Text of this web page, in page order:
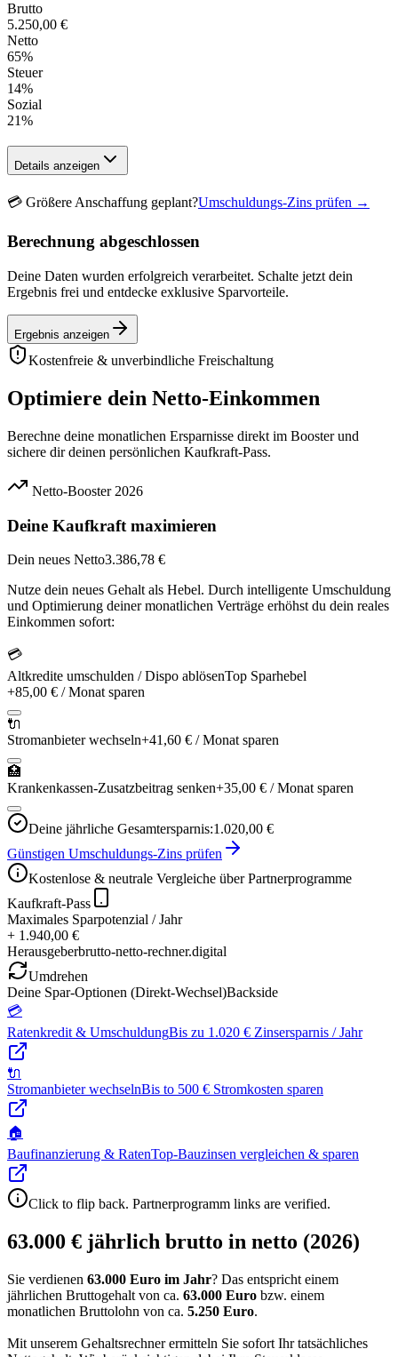
Brutto
5.250,00 €
Netto
65%
Steuer
14%
Sozial
21%
Details anzeigen
💳 Größere Anschaffung geplant?Umschuldungs-Zins prüfen →
Berechnung abgeschlossen
Deine Daten wurden erfolgreich verarbeitet. Schalte jetzt dein
Ergebnis frei und entdecke exklusive Sparvorteile.
Ergebnis anzeigen
Kostenfreie & unverbindliche Freischaltung
Optimiere dein Netto-Einkommen
Berechne deine monatlichen Ersparnisse direkt im Booster und
sichere dir deinen persönlichen Kaufkraft-Pass.
Netto-Booster 2026
Deine Kaufkraft maximieren
Dein neues Netto3.386,78 €
Nutze dein neues Gehalt als Hebel. Durch intelligente Umschuldung
und Optimierung deiner monatlichen Verträge erhöhst du dein reales
Einkommen sofort:
💳
Altkredite umschulden / Dispo ablösenTop Sparhebel
+85,00 € / Monat sparen
🔌
Stromanbieter wechseln+41,60 € / Monat sparen
🏥
Krankenkassen-Zusatzbeitrag senken+35,00 € / Monat sparen
Deine jährliche Gesamtersparnis:1.020,00 €
Günstigen Umschuldungs-Zins prüfen
Kostenlose & neutrale Vergleiche über Partnerprogramme
Kaufkraft-Pass
Maximales Sparpotenzial / Jahr
+ 1.940,00 €
Herausgeberbrutto-netto-rechner.digital
Umdrehen
Deine Spar-Optionen (Direkt-Wechsel)Backside
💳
Ratenkredit & UmschuldungBis zu 1.020 € Zinsersparnis / Jahr
🔌
Stromanbieter wechselnBis to 500 € Stromkosten sparen
🏠
Baufinanzierung & RatenTop-Bauzinsen vergleichen & sparen
Click to flip back. Partnerprogramm links are verified.
63.000 € jährlich brutto in netto (2026)
Sie verdienen 63.000 Euro im Jahr? Das entspricht einem
jährlichen Bruttogehalt von ca. 63.000 Euro bzw. einem
monatlichen Bruttolohn von ca. 5.250 Euro.
Mit unserem Gehaltsrechner ermitteln Sie sofort Ihr tatsächliches